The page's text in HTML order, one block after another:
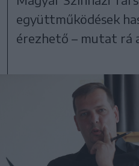
együttműködések
érezhető – mutat rá